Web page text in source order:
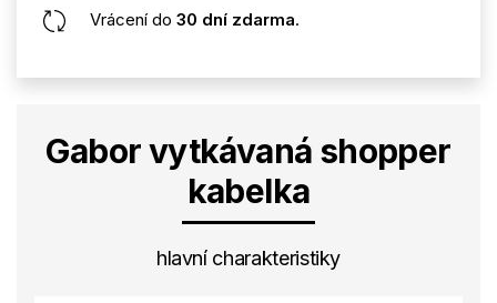
Vrácení do 30 dní zdarma.
Gabor vytkávaná shopper
kabelka
hlavní charakteristiky